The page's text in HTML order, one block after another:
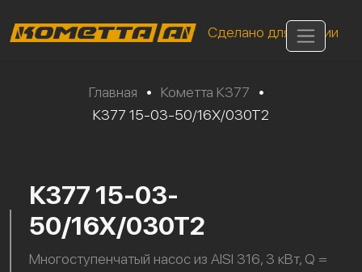
Сделано для России
Главная • Кометта К377
•
К377 15-03-50/16Х/030Т2
К377 15-03-
50/16Х/030Т2
Многоступенчатый насос из AISI 316, 3 кВт, Q =